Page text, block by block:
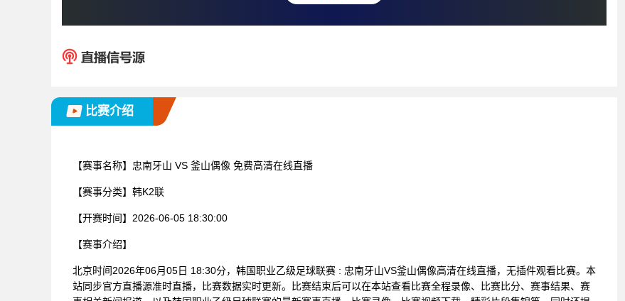
比赛介绍
【赛事名称】 忠南牙山 VS 釜山偶像 免费高清在线直播
【赛事分类】 韩K2联
【开赛时间】 2026-06-05 18:30:00
【赛事介绍】
北京时间2026年06月05日 18:30分，韩国职业乙级足球联赛 : 忠南牙山VS釜山偶像高清在线直播，无插件观看比赛。本
站同步官方直播源准时直播，比赛数据实时更新。比赛结束后可以在本站查看比赛全程录像、比赛比分、赛事结果、赛